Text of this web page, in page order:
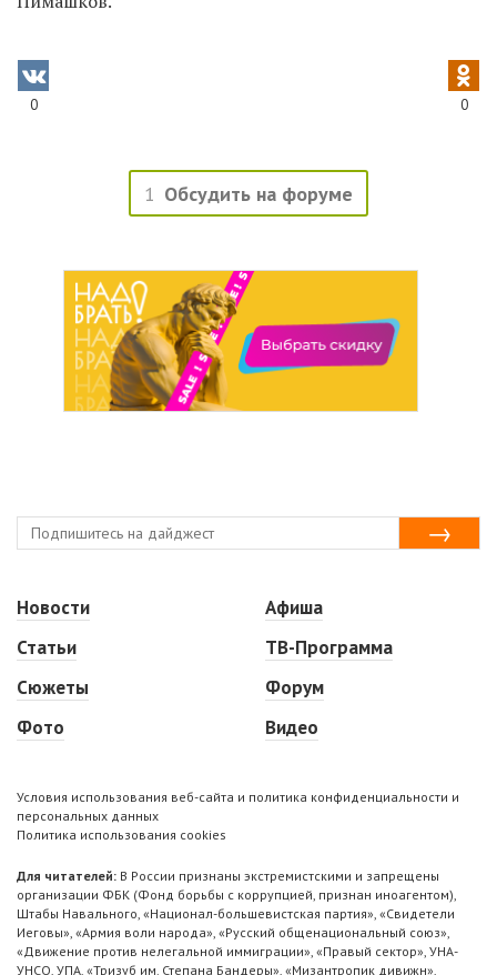
0 0
1 Обсудить на форуме
Новости
Статьи
Сюжеты
Фото
Афиша
ТВ-Программа
Форум
Видео
Условия использования веб-сайта и политика конфиденциальности и
персональных данных
Политика использования cookies
Для читателей: В России признаны экстремистскими и запрещены
организации ФБК (Фонд борьбы с коррупцией, признан иноагентом),
Штабы Навального, «Национал-большевистская партия», «Свидетели
Иеговы», «Армия воли народа», «Русский общенациональный союз»,
«Движение против нелегальной иммиграции», «Правый сектор», УНА-
УНСО, УПА, «Тризуб им. Степана Бандеры», «Мизантропик дивижн»,